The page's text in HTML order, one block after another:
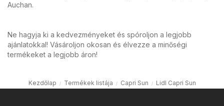
Auchan.
Ne hagyja ki a kedvezményeket és spóroljon a legjobb
ajánlatokkal! Vásároljon okosan és élvezze a minőségi
termékeket a legjobb áron!
Kezdőlap Termékek listája Capri Sun Lidl Capri Sun